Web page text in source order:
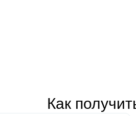
Как